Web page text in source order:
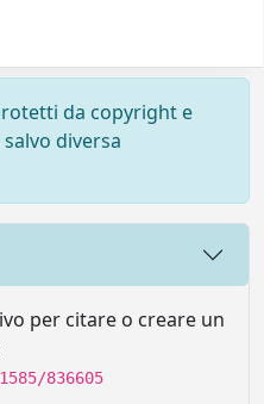
da copyright e
diversa
per citare o creare un
836605